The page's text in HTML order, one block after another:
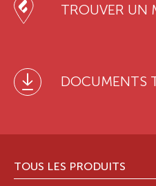
TROUVER UN
DOCUMENTS
TOUS LES PRODUITS